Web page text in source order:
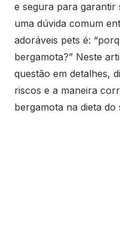
e segura para garantir
uma dúvida comum
adoráveis pets é:
bergamota?” Neste
questão em detalhes,
riscos e a maneira
bergamota na dieta